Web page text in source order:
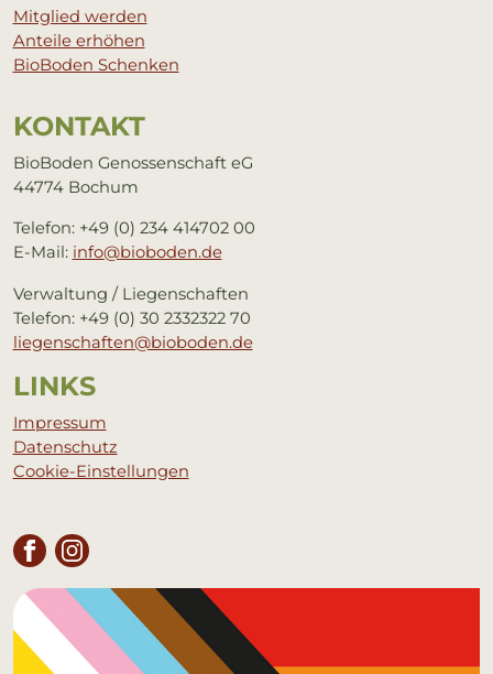
Mitglied werden
Anteile erhöhen
BioBoden Schenken
KON­TAKT
BioBoden Genossenschaft eG
44774 Bochum
Telefon: +49 (0) 234 414702 00
E-Mail: info@bioboden.de
Verwaltung / Liegenschaften
Telefon: +49 (0) 30 2332322 70
liegenschaften@bioboden.de
LINKS
Impressum
Datenschutz
Cookie-Einstellungen
FACEBOOKINSTAGRAM